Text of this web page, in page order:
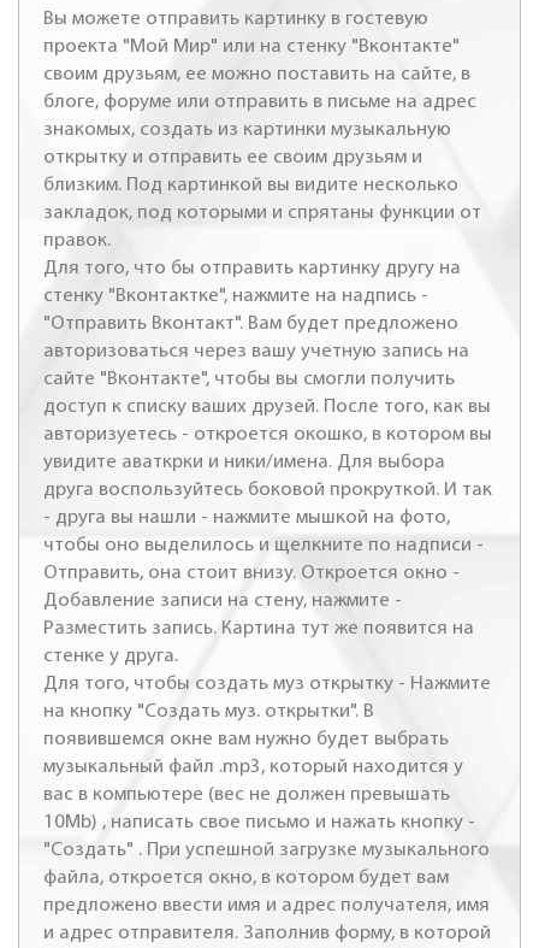
Вы можете отправить картинку в гостевую
проекта "Мой Мир" или на стенку "Вконтакте"
своим друзьям, ее можно поставить на сайте, в
блоге, форуме или отправить в письме на адрес
знакомых, создать из картинки музыкальную
открытку и отправить ее своим друзьям и
близким. Под картинкой вы видите несколько
закладок, под которыми и спрятаны функции от
правок.
Для того, что бы отправить картинку другу на
стенку "Вконтактке", нажмите на надпись -
"Отправить Вконтакт". Вам будет предложено
авторизоваться через вашу учетную запись на
сайте "Вконтакте", чтобы вы смогли получить
доступ к списку ваших друзей. После того, как вы
авторизуетесь - откроется окошко, в котором вы
увидите аваткрки и ники/имена. Для выбора
друга воспользуйтесь боковой прокруткой. И так
- друга вы нашли - нажмите мышкой на фото,
чтобы оно выделилось и щелкните по надписи -
Отправить, она стоит внизу. Откроется окно -
Добавление записи на стену, нажмите -
Разместить запись. Картина тут же появится на
стенке у друга.
Для того, чтобы создать муз открытку - Нажмите
на кнопку "Создать муз. открытки". В
появившемся окне вам нужно будет выбрать
музыкальный файл .mp3, который находится у
вас в компьютере (вес не должен превышать
10Mb) , написать свое письмо и нажать кнопку -
"Создать" . При успешной загрузке музыкального
файла, откроется окно, в котором будет вам
предложено ввести имя и адрес получателя, имя
и адрес отправителя. Заполнив форму, в которой